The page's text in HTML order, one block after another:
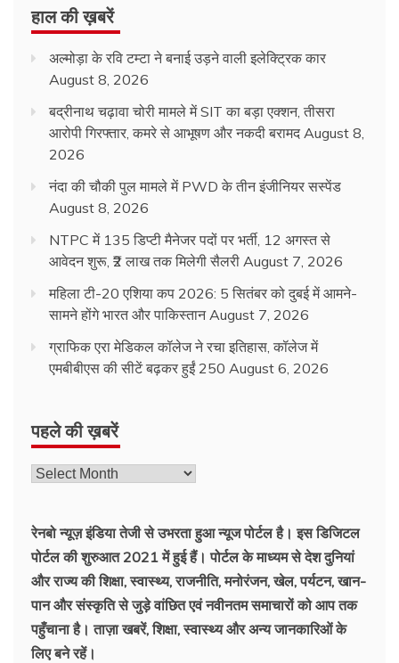
हाल की ख़बरें
अल्मोड़ा के रवि टम्टा ने बनाई उड़ने वाली इलेक्ट्रिक कार
August 8, 2026
बद्रीनाथ चढ़ावा चोरी मामले में SIT का बड़ा एक्शन, तीसरा
आरोपी गिरफ्तार, कमरे से आभूषण और नकदी बरामद August 8,
2026
नंदा की चौकी पुल मामले में PWD के तीन इंजीनियर सस्पेंड
August 8, 2026
NTPC में 135 डिप्टी मैनेजर पदों पर भर्ती, 12 अगस्त से
आवेदन शुरू, ₹2 लाख तक मिलेगी सैलरी August 7, 2026
महिला टी-20 एशिया कप 2026: 5 सितंबर को दुबई में आमने-
सामने होंगे भारत और पाकिस्तान August 7, 2026
ग्राफिक एरा मेडिकल कॉलेज ने रचा इतिहास, कॉलेज में
एमबीबीएस की सीटें बढ़कर हुईं 250 August 6, 2026
पहले की ख़बरें
रेनबो न्यूज़ इंडिया तेजी से उभरता हुआ न्‍यूज पोर्टल है। इस डिजिटल
पोर्टल की शुरुआत 2021 में हुई हैं। पोर्टल के माध्यम से देश दुनियां
और राज्य की शिक्षा, स्वास्थ्य, राजनीति, मनोरंजन, खेल, पर्यटन, खान-
पान और संस्कृति से जुड़े वांछित एवं नवीनतम समाचारों को आप तक
पहुँचाना है। ताज़ा खबरें, शिक्षा, स्वास्थ्य और अन्य जानकारिओं के
लिए बने रहें।